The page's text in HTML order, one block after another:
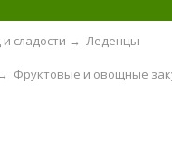
сладости → Леденцы
Фруктовые и овощные